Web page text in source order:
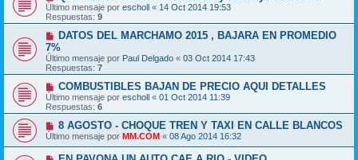
Último mensaje por escholl « 14 Oct 2014 19:53
Respuestas: 9
DATOS DEL MARCHAMO 2015 , BAJARA EN PROMEDIO
7%
Último mensaje por Paul Delgado « 03 Oct 2014 17:43
Respuestas: 7
COMBUSTIBLES BAJAN DE PRECIO AQUI DETALLES
Último mensaje por escholl « 01 Oct 2014 11:39
Respuestas: 6
8 AGOSTO - CHOQUE TREN Y TAXI EN CALLE BLANCOS
Último mensaje por MM.COM « 08 Ago 2014 16:32